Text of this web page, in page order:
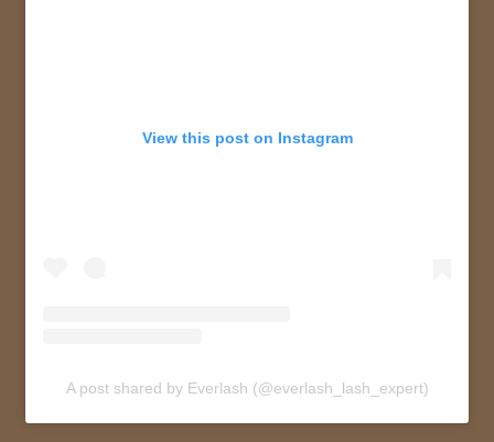
View this post on Instagram
A post shared by Everlash (@everlash_lash_expert)